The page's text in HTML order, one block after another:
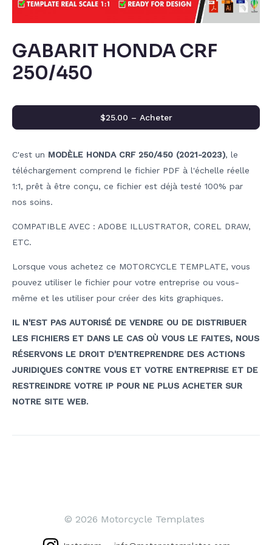
GABARIT HONDA CRF
250/450
C'est un MODÈLE HONDA CRF 250/450 (2021-2023), le
téléchargement comprend le fichier PDF à l'échelle réelle
1:1, prêt à être conçu, ce fichier est déjà testé 100% par
nos soins.
COMPATIBLE AVEC : ADOBE ILLUSTRATOR, COREL DRAW,
ETC.
Lorsque vous achetez ce MOTORCYCLE TEMPLATE, vous
pouvez utiliser le fichier pour votre entreprise ou vous-
même et les utiliser pour créer des kits graphiques.
IL N'EST PAS AUTORISÉ DE VENDRE OU DE DISTRIBUER
LES FICHIERS ET DANS LE CAS OÙ VOUS LE FAITES, NOUS
RÉSERVONS LE DROIT D'ENTREPRENDRE DES ACTIONS
JURIDIQUES CONTRE VOUS ET VOTRE ENTREPRISE ET DE
RESTREINDRE VOTRE IP POUR NE PLUS ACHETER SUR
NOTRE SITE WEB.
$25.00 – Acheter
© 2026 Motorcycle Templates